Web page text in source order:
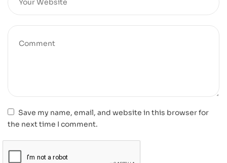
Save my name, email, and website in this browser for
the next time I comment.